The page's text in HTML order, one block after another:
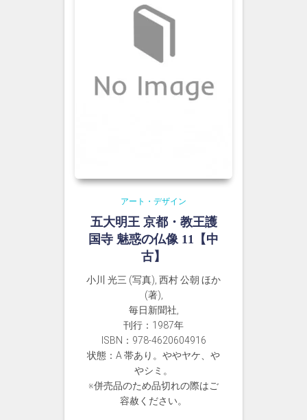
アート・デザイン
五大明王 京都・教王護
国寺 魅惑の仏像 11【中
古】
小川 光三 (写真), 西村 公朝 ほか
(著),
毎日新聞社,
刊行：1987年
ISBN：978-4620604916
状態：A 帯あり。ややヤケ、や
やシミ。
※併売品のため品切れの際はご
容赦ください。